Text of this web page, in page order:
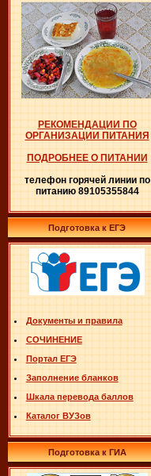
РЕКОМЕНДАЦИИ ПО
ОРГАНИЗАЦИИ ПИТАНИЯ
ПОДРОБНЕЕ О ПИТАНИИ
телефон горячей линии по
питанию 89105355844
Подготовка к ЕГЭ
Документы и правила
СОЧИНЕНИЕ
Портал ЕГЭ
Заполнение бланков
Шкала перевода баллов
Каталог ВУЗов
Подготовка к ГИА